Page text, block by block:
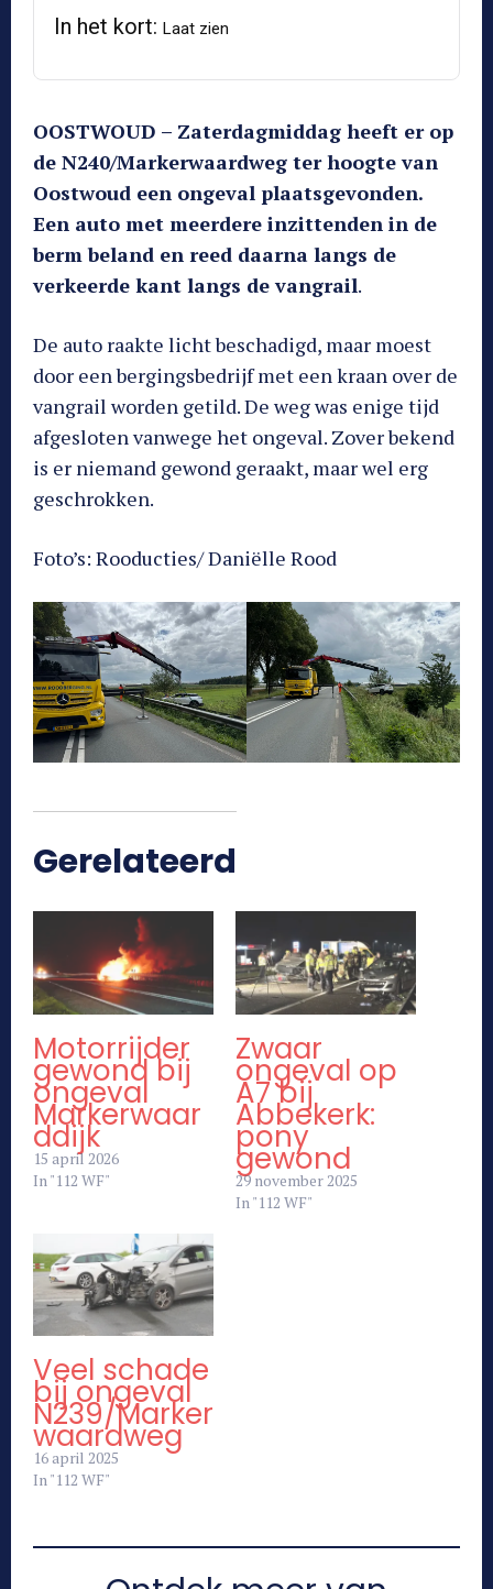
In het kort: Laat zien
OOSTWOUD – Zaterdagmiddag heeft er op
de N240/Markerwaardweg ter hoogte van
Oostwoud een ongeval plaatsgevonden.
Een auto met meerdere inzittenden in de
berm beland en reed daarna langs de
verkeerde kant langs de vangrail.
De auto raakte licht beschadigd, maar moest
door een bergingsbedrijf met een kraan over de
vangrail worden getild. De weg was enige tijd
afgesloten vanwege het ongeval. Zover bekend
is er niemand gewond geraakt, maar wel erg
geschrokken.
Foto’s: Rooducties/ Daniëlle Rood
Gerelateerd
Motorrijder
gewond bij
ongeval
Markerwaar
ddijk
15 april 2026
In "112 WF"
Zwaar
ongeval op
A7 bij
Abbekerk:
pony
gewond
29 november 2025
In "112 WF"
Veel schade
bij ongeval
N239/Marker
waardweg
16 april 2025
In "112 WF"